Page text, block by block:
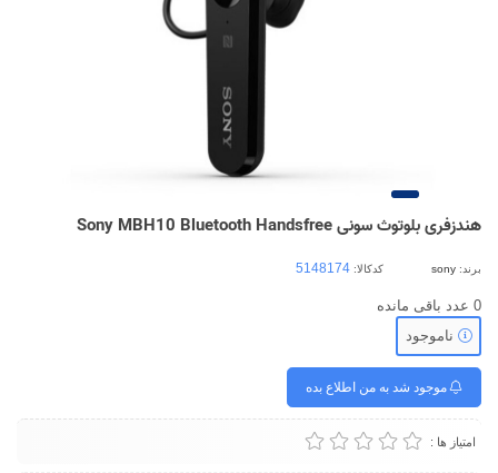
هندزفری بلوتوث سونی Sony MBH10 Bluetooth Handsfree
برند: sony کدکالا:
0 عدد باقی مانده
ناموجود
موجود شد به من اطلاع بده
امتیاز ها :